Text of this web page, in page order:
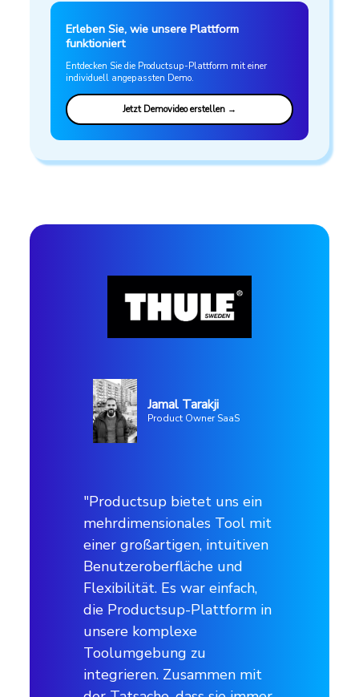
Unternehmensprofil
Anwendungsfälle
Integration zu Händler und
Integration zu Online-Vertriebskanäle
Integration zu Marktplätzen
Kanäle
Mehr als 150, darunter Google,
Facebook, Amazon
Branche
Jamal Tarakji
Product Owner SaaS
"Productsup bietet uns ein
mehrdimensionales Tool mit
einer großartigen, intuitiven
Benutzeroberfläche und
Flexibilität. Es war einfach,
die Productsup-Plattform in
unsere komplexe
Toolumgebung zu
integrieren. Zusammen mit